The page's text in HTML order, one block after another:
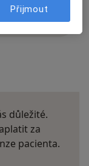
důležité.
za
pacienta.
Přijmout